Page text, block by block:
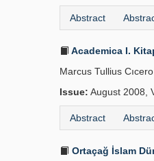
Abstract
Academica I.
Marcus Tullius Cıcero
Issue: August 2008,
Abstract
Ortaçağ İslam